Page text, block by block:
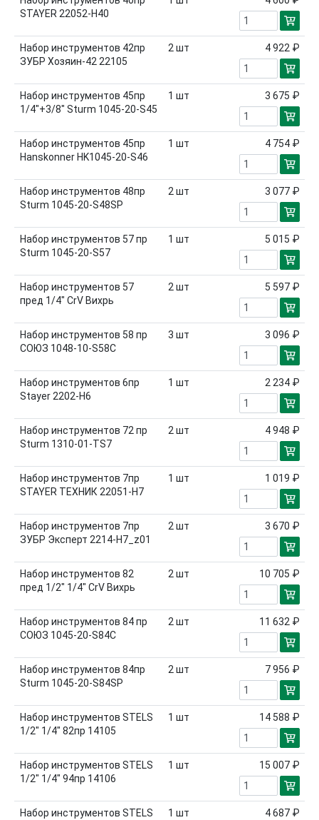
STAYER 22052-Н40
Набор инструментов 42пр
ЗУБР Хозяин-42 22105
2шт 4 922 ₽
Набор инструментов 45пр
1/4"+3/8" Sturm 1045-20-S45
1 шт 3 675 ₽
Набор инструментов 45пр
Hanskonner HK1045-20-S46
1 шт 4 754 ₽
Набор инструментов 48пр
Sturm 1045-20-S48SP
2шт 3 077 ₽
Набор инструментов 57 пр
Sturm 1045-20-S57
1 шт 5 015 ₽
Набор инструментов 57
пред 1/4" CrV Вихрь
2шт 5 597 ₽
Набор инструментов 58 пр
СОЮЗ 1048-10-S58C
3 шт 3 096 ₽
Набор инструментов 6пр
Stayer 2202-Н6
1 шт 2 234 ₽
Набор инструментов 72 пр
Sturm 1310-01-TS7
2шт 4 948 ₽
Набор инструментов 7пр
STAYER ТЕХНИК 22051-Н7
1 шт 1 019 ₽
Набор инструментов 7пр
ЗУБР Эксперт 2214-Н7_z01
2шт 3 670 ₽
Набор инструментов 82
пред 1/2" 1/4" CrV Вихрь
2шт 10 705 ₽
Набор инструментов 84 пр
СОЮЗ 1045-20-S84C
2шт 11 632 ₽
Набор инструментов 84пр
Sturm 1045-20-S84SP
2шт 7 956 ₽
Набор инструментов STELS
1/2" 1/4" 82пр 14105
1 шт 14 588 ₽
Набор инструментов STELS
1/2" 1/4" 94пр 14106
1 шт 15 007 ₽
Набор инструментов STELS
1 шт 4 687 ₽